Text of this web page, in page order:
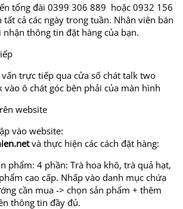
tổng đài 0399 306 889 hoặc 0932 156
cả các ngày trong tuần. Nhân viên bán
nhận thông tin đặt hàng của bạn.
trực tiếp qua cửa số chát talk two
vào ô chát góc bên phải của màn hình
website
vào website:
và thực hiện các cách đặt hàng:
phẩm: 4 phần: Trà hoa khô, trà quả hạt,
cao cấp. Nhấp vào danh mục chứa
cần mua -> chọn sản phẩm + thêm
thông tin đầy đủ.